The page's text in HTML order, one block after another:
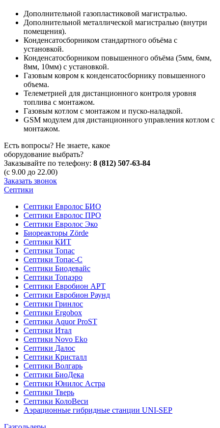
Дополнительной газопластиковой магистралью.
Дополнительной металлической магистралью (внутри
помещения).
Конденсатосборником стандартного объёма с
установкой.
Конденсатосборником повышенного объёма (5мм, 6мм,
8мм, 10мм) с установкой.
Газовым ковром к конденсатосборнику повышенного
объема.
Телеметрией для дистанционного контроля уровня
топлива с монтажом.
Газовым котлом с монтажом и пуско-наладкой.
GSM модулем для дистанционного управления котлом с
монтажом.
Есть вопросы? Не знаете, какое
оборудование выбрать?
Заказывайте по телефону: 8 (812) 507-63-84
(с 9.00 до 22.00)
Заказать звонок
Септики
Септики Евролос БИО
Септики Евролос ПРО
Септики Евролос Эко
Биореакторы Zörde
Септики КИТ
Септики Топас
Септики Топас-С
Септики Биодевайс
Септики Топаэро
Септики Евробион АРТ
Септики Евробион Раунд
Септики Гринлос
Септики Ergobox
Септики Aquor ProST
Септики Итал
Септики Novo Eko
Септики Далос
Септики Кристалл
Септики Волгарь
Септики БиоДека
Септики Юнилос Астра
Септики Тверь
Септики КолоВеси
Аэрационные гибридные станции UNI-SEP